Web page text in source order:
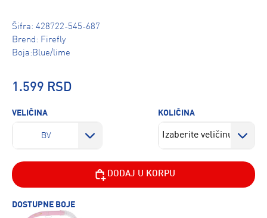
Šifra: 428722-545-687
Brend: Firefly
Boja:Blue/lime
1.599 RSD
VELIČINA
BV
KOLIČINA
DODAJ U KORPU
DOSTUPNE BOJE